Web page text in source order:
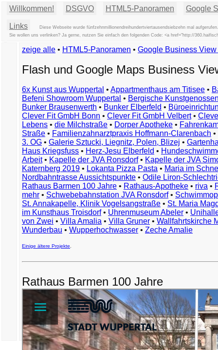
Willkommen! DSGVO HTML5-Panoramen Google
Links
Diese Webseite wurde fünfzehnmillionendreihundertviertausendsiebzehn mal
Sie wollen uns verlinken? Ja gerne, nutzen Sie einfach den folgenden Code: <a href="http://
zeige alle • HTML5-Panoramen • Google Business
Flash und Google Maps Business
6x Kunst aus Wuppertal • Appartmenthaus am Titisee •
Befeni Showroom Wuppertal • Bergische
Bunker Brausenwerth • Bunker Elberfeld •
Clever Fit GmbH Bonn • Clever Fit GmbH Velbert•
Lebens • die Milchstraße • Dorper Apotheke •
Straße • Familienzahnarztpraxis Hoffmann-Clarenbach •
3. OG • Galerie Sztucki, Liegnitz, Polen, Blizej •
Haus Kriegsfuss • Herz-Jesu Elberfeld •
Arbeit• Kapelle der JVA Ronsdorf• Kapelle der JVA
Katernberg 2019 • Lokanta Pizza Pasta • Maria im
Nordbahntrasse Aussichtspunkte • Odile Liron-
Rathaus Barmen 100 Jahre • Rathaus-Apotheke • riva •
mehr • Schwebebahnstation JVA Ronsdorf•
St. Annakapelle, Klinik Vogelsangstraße • St. Maria
im Kunsthaus Troisdorf• Uhrenmuseum Abeler •
von Zwei • Villa Amalia • Villa Gruner • Wallfahrtskirche
Wunderbau • Wupperhochwasser • Zeche Amalie
Einige ältere Projekte
Rathaus Barmen 100 Jahre